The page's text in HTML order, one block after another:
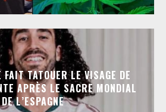
FAIT TATOUER LE VISAGE DE
APRÈS LE SACRE MONDIAL
DE L’ESPAGNE